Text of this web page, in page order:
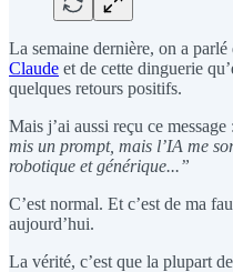
La semaine dernière, on a parlé
Claude et de cette dinguerie
quelques retours positifs.
Mais j’ai aussi reçu ce message :
mis un prompt, mais l’IA me
robotique et générique...”
C’est normal. Et c’est de ma
aujourd’hui.
La vérité, c’est que la plupart